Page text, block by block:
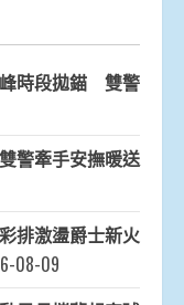
峰時段拋錨 雙警
警牽手安撫暖送
排激盪爵士新火
08-09